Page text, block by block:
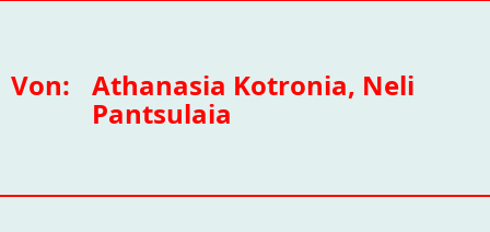
Von: Athanasia Kotronia, Neli
Pantsulaia